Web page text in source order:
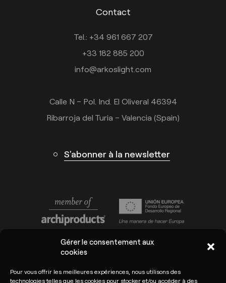
Gérer le consentement aux
cookies
Pour vous offrir les meilleures expériences, nous utilisons des
technologies telles que les cookies pour stocker et/ou accéder à des
Contact
Tel.: +34 961 667 207
+33 182 885 200
info@arkoslight.com
Calle N – Pol. Ind. El Oliveral 46394
Ribarroja del Turia – Valencia (Spain)
S'abonner à la newsletter